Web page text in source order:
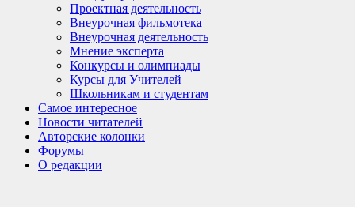
Проектная деятельность
Внеурочная фильмотека
Внеурочная деятельность
Мнение эксперта
Конкурсы и олимпиады
Курсы для Учителей
Школьникам и студентам
Самое интересное
Новости читателей
Авторские колонки
Форумы
О редакции